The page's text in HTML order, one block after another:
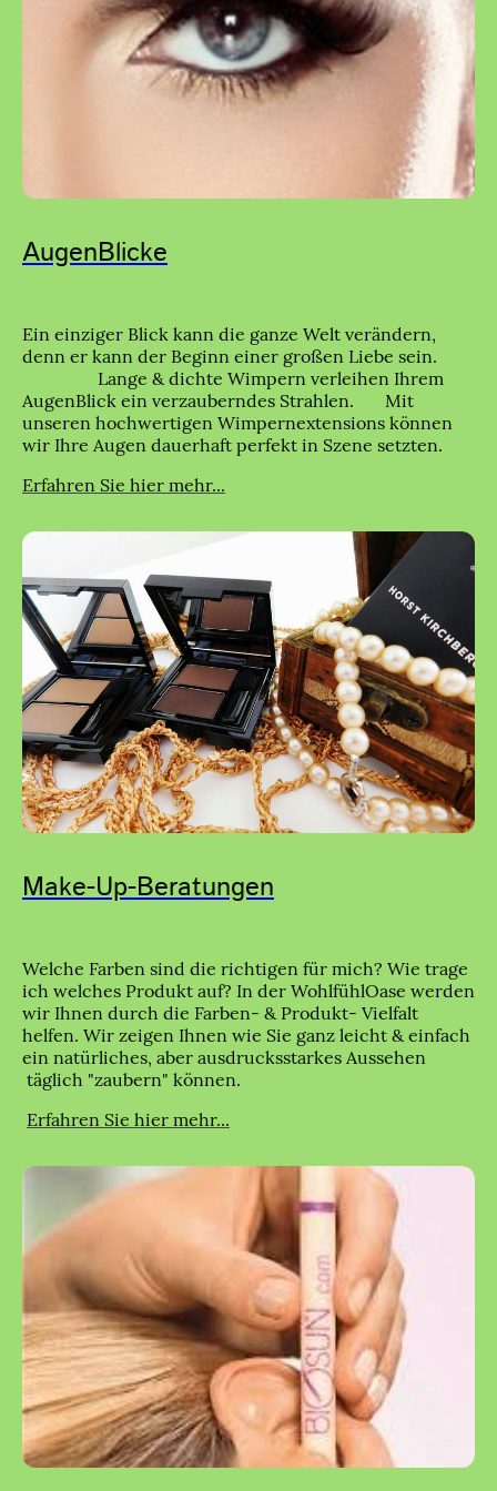
AugenBlicke
Ein einziger Blick kann die ganze Welt verändern,
denn er kann der Beginn einer großen Liebe sein.
Lange & dichte Wimpern verleihen Ihrem
AugenBlick ein verzauberndes Strahlen. Mit
unseren hochwertigen Wimpernextensions können
wir Ihre Augen dauerhaft perfekt in Szene setzten.
Erfahren Sie hier mehr...
Make-Up-Beratungen
Welche Farben sind die richtigen für mich? Wie trage
ich welches Produkt auf? In der WohlfühlOase werden
wir Ihnen durch die Farben- & Produkt- Vielfalt
helfen. Wir zeigen Ihnen wie Sie ganz leicht & einfach
ein natürliches, aber ausdrucksstarkes Aussehen
täglich "zaubern" können.
Erfahren Sie hier mehr...